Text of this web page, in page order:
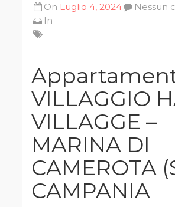
On Luglio 4, 2024
In
Nessun
VILLAGGIO
VILLAGGE –
MARINA DI
CAMEROTA
CAMPANIA